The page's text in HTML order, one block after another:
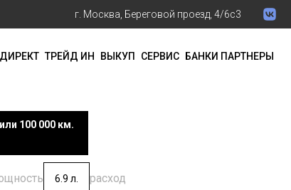
г. Москва, Береговой проезд, 4/6с3
ДИРЕКТ ТРЕЙД ИН ВЫКУП СЕРВИС БАНКИ ПАРТНЕРЫ
100 000 км.
6.9 л. расход